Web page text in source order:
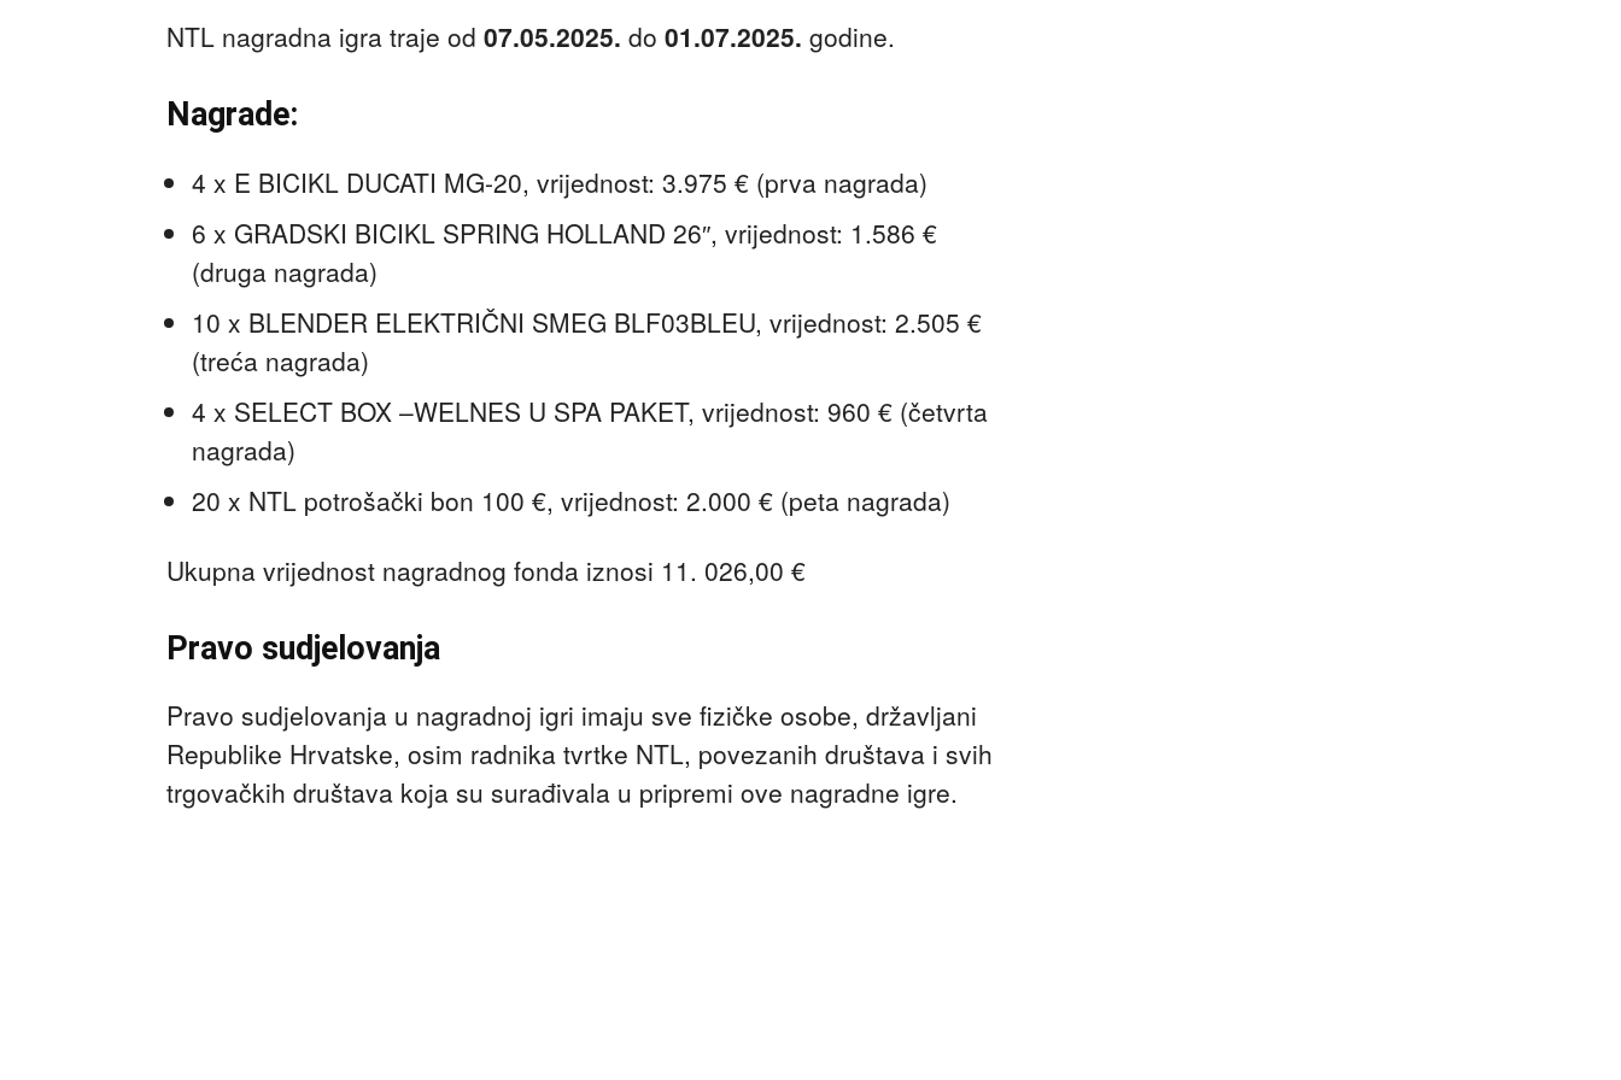
NTL nagradna igra traje od 07.05.2025. do 01.07.2025. godine.
Nagrade:
4 x E BICIKL DUCATI MG-20, vrijednost: 3.975 € (prva nagrada)
6 x GRADSKI BICIKL SPRING HOLLAND 26″, vrijednost: 1.586 €
(druga nagrada)
10 x BLENDER ELEKTRIČNI SMEG BLF03BLEU, vrijednost: 2.505 €
(treća nagrada)
4 x SELECT BOX –WELNES U SPA PAKET, vrijednost: 960 € (četvrta
nagrada)
20 x NTL potrošački bon 100 €, vrijednost: 2.000 € (peta nagrada)
Ukupna vrijednost nagradnog fonda iznosi 11. 026,00 €
Pravo sudjelovanja
Pravo sudjelovanja u nagradnoj igri imaju sve fizičke osobe, državljani
Republike Hrvatske, osim radnika tvrtke NTL, povezanih društava i svih
trgovačkih društava koja su surađivala u pripremi ove nagradne igre.